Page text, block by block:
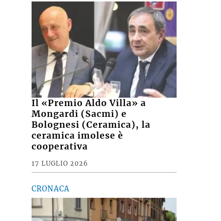
Il «Premio Aldo Villa» a
Mongardi (Sacmi) e
Bolognesi (Ceramica), la
ceramica imolese è
cooperativa
17 LUGLIO 2026
CRONACA